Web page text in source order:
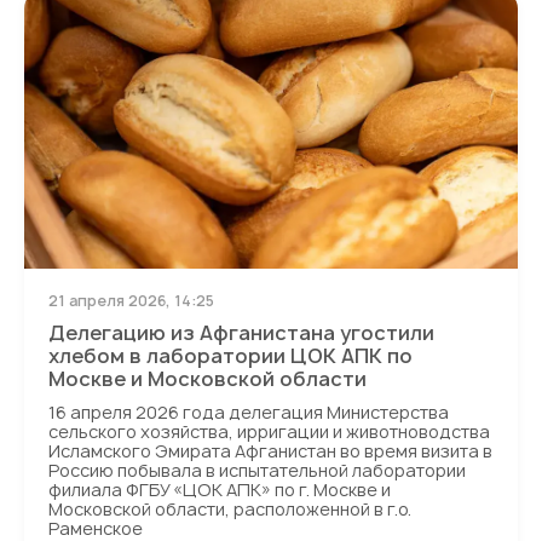
Делегацию из Афганистана угостили
хлебом в лаборатории ЦОК АПК по
Москве и Московской области
21 апреля 2026, 14:25
16 апреля 2026 года делегация Министерства
сельского хозяйства, ирригации и животноводства
Исламского Эмирата Афганистан во время визита в
Россию побывала в испытательной лаборатории
филиала ФГБУ «ЦОК АПК» по г. Москве и
Московской области, расположенной в г.о.
Раменское